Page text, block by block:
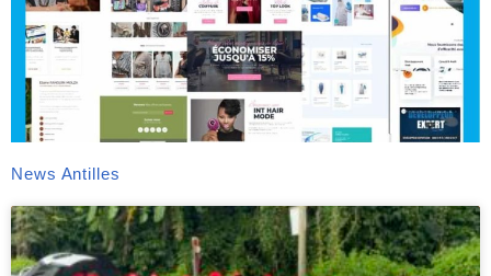
News Antilles